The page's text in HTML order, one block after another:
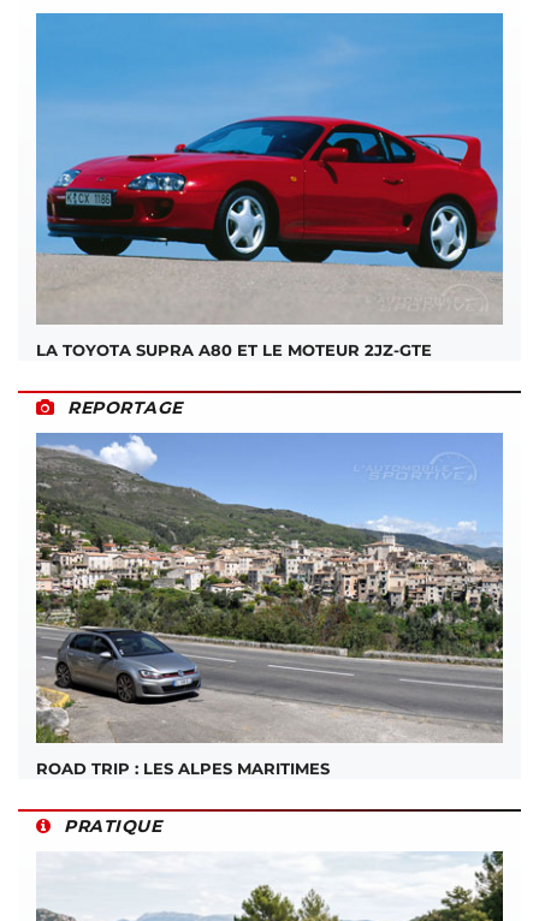
LA TOYOTA SUPRA A80 ET LE MOTEUR 2JZ-GTE
REPORTAGE
ROAD TRIP : LES ALPES MARITIMES
PRATIQUE